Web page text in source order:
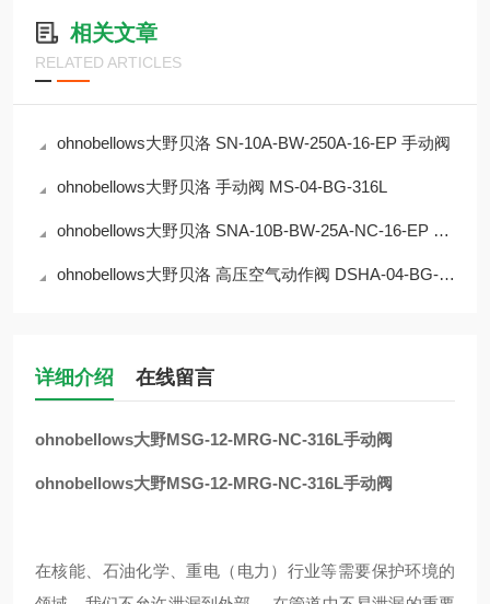
相关文章
RELATED ARTICLES
ohnobellows大野贝洛 SN-10A-BW-250A-16-EP 手动阀
ohnobellows大野贝洛 手动阀 MS-04-BG-316L
ohnobellows大野贝洛 SNA-10B-BW-25A-NC-16-EP 手动阀
ohnobellows大野贝洛 高压空气动作阀 DSHA-04-BG-NC-316L-EP 华北
详细介绍 在线留言
ohnobellows大野MSG-12-MRG-NC-316L手动阀
ohnobellows大野MSG-12-MRG-NC-316L手动阀
在核能、石油化学、重电（电力）行业等需要保护环境的